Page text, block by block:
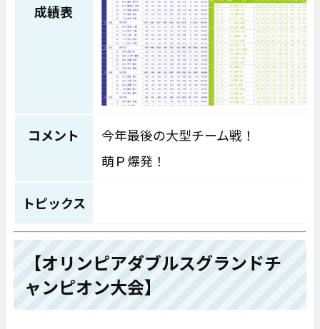
成績表
コメント
今年最後の大型チーム戦！
萌Ｐ爆発！
トピックス
【オリンピアダブルスグランドチ
ャンピオン大会】